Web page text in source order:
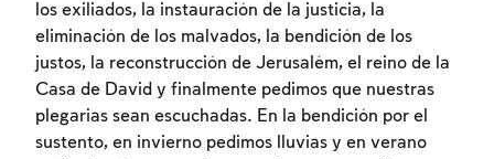
los exiliados, la instauración de la justicia, la
eliminación de los malvados, la bendición de los
justos, la reconstrucción de Jerusalém, el reino de la
Casa de David y finalmente pedimos que nuestras
plegarias sean escuchadas. En la bendición por el
sustento, en invierno pedimos lluvias y en verano